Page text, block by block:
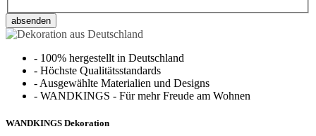
absenden
- 100% hergestellt in Deutschland
- Höchste Qualitätsstandards
- Ausgewählte Materialien und Designs
- WANDKINGS - Für mehr Freude am Wohnen
WANDKINGS Dekoration